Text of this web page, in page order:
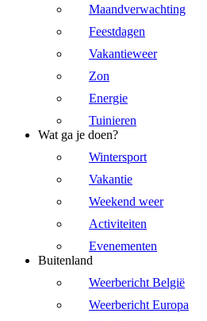
Maandverwachting
Feestdagen
Vakantieweer
Zon
Energie
Tuinieren
Wat ga je doen?
Wintersport
Vakantie
Weekend weer
Activiteiten
Evenementen
Buitenland
Weerbericht België
Weerbericht Europa